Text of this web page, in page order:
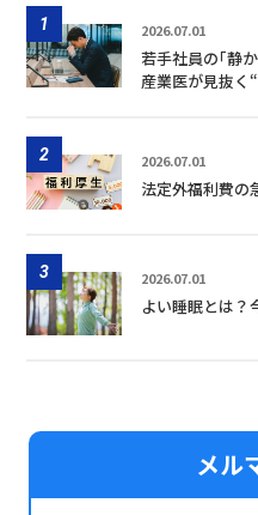
1 2026.07.01
若手社員の｢静
産業医が見抜く
2 2026.07.01
法定外福利費の
3 2026.07.01
よい睡眠とは？
メル